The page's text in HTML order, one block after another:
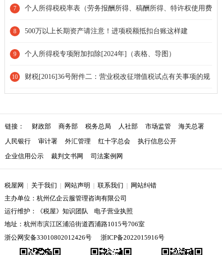
失效]
7 个人所得税税率表（劳务报酬所得、稿酬所得、特许权使用费
所得 2024年）
8 500万以上长期资产请注意！进项税额抵扣台账这样建
9 个人所得税专项附加扣除[2024年]（表格、导图）
10 财税[2016]36号附件二：营业税改征增值税试点有关事项的规
链接： 财政部 商务部 税务总局 人社部 市场监管
海关总署
人民银行
审计署 外汇管理 红十字总会
执行信息公开
企业信用公示
裁判文书网 司法案例网
税屋网 | 关于我们 | 网站声明 | 联系我们 | 网站纠错
主办单位：杭州亿企云服管理咨询有限公司
运行维护：《税屋》知识团队 电子营业执照
地址：杭州市滨江区浦沿街道西浦路1015号706室
浙公网安备33010802012426号
浙ICP备2022015916号